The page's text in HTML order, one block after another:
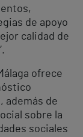
de apoyo
calidad de
ofrece
además de
sobre la
sociales